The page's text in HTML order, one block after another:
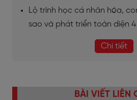
Lộ trình học cá nhân hóa,
sao và phát triển toàn diện
Chi tiết
BÀI VIẾT LIÊN